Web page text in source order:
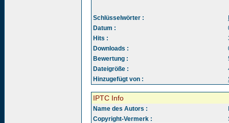
Schlüsselwörter :
Datum :
Hits :
Downloads :
Bewertung :
Dateigröße :
Hinzugefügt von :
IPTC Info
Name des Autors :
Copyright-Vermerk :